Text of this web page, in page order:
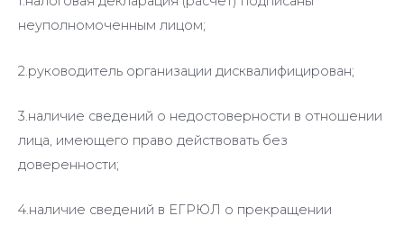
неуполномоченным лицом;
2.руководитель организации дисквалифицирован;
3.наличие сведений о недостоверности в отношении
лица, имеющего право действовать без
доверенности;
4.наличие сведений в ЕГРЮЛ о прекращении